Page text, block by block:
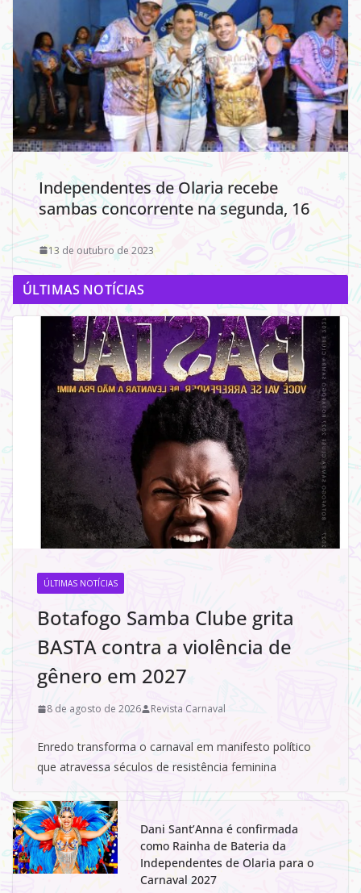
Independentes de Olaria recebe
sambas concorrente na segunda, 16
13 de outubro de 2023
ÚLTIMAS NOTÍCIAS
ÚLTIMAS NOTÍCIAS
Botafogo Samba Clube grita
BASTA contra a violência de
gênero em 2027
8 de agosto de 2026 Revista Carnaval
Enredo transforma o carnaval em manifesto político
que atravessa séculos de resistência feminina
Dani Sant’Anna é confirmada
como Rainha de Bateria da
Independentes de Olaria para o
Carnaval 2027